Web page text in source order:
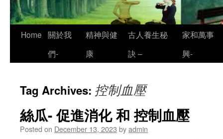
Skip
Home 關於我
們-
精神與健
康
古人養生秘
訣 –
家和萬事
興-
Tag Archives: 控制血壓
絲瓜- 促進消化 和 控制血壓
Posted on December 13, 2023 byadmin